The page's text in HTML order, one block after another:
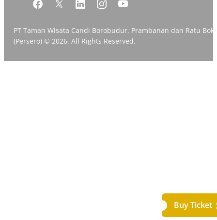
Buy Ticket
PT Taman Wisata Candi Borobudur, Prambanan dan Ratu
(Persero) © 2026. All Rights Reserved.